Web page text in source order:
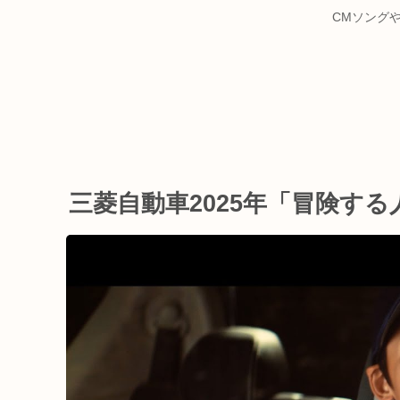
CMソング
三菱自動車2025年「冒険す